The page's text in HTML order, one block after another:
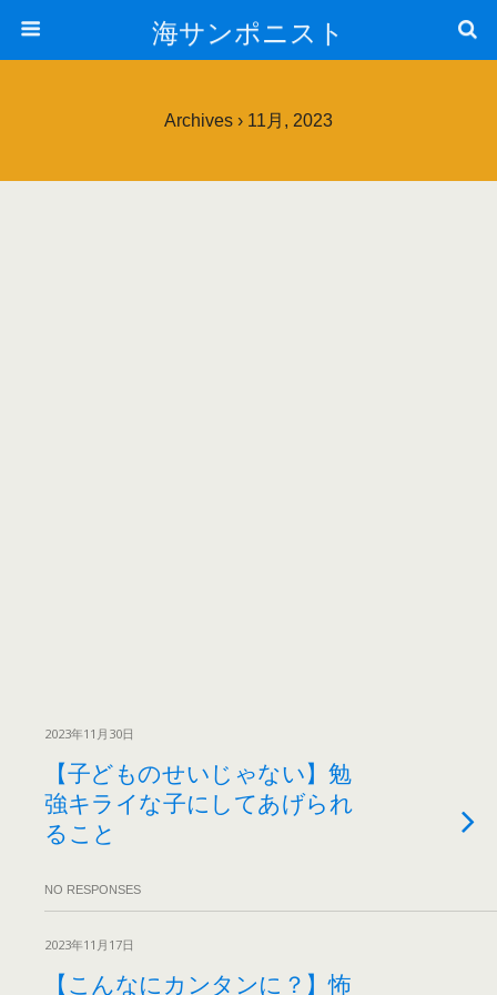
海サンポニスト
Archives › 11月, 2023
2023年11月30日
【子どものせいじゃない】勉
強キライな子にしてあげられ
ること
NO RESPONSES
2023年11月17日
【こんなにカンタンに？】怖